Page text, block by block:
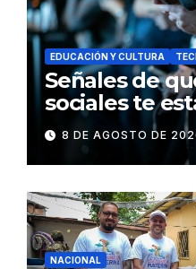
EDUCACIÓN Y CULTURA
Señales de
sociales te
consumiendo
8 DE AGOSTO DE
NACIONAL